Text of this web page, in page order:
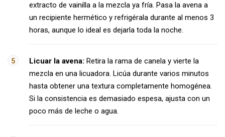
extracto de vainilla a la mezcla ya fría. Pasa la avena a
un recipiente hermético y refrigérala durante al menos 3
horas, aunque lo ideal es dejarla toda la noche.
Licuar la avena: Retira la rama de canela y vierte la
mezcla en una licuadora. Licúa durante varios minutos
hasta obtener una textura completamente homogénea.
Si la consistencia es demasiado espesa, ajusta con un
poco más de leche o agua.